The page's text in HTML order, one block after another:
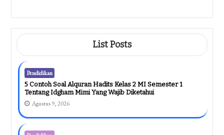
2017: 7 Materi Wajib Kuasai Agar Nilai
Tinggi
Agustus 8, 2026
List Posts
Pendidikan
5 Contoh Soal Alquran Hadits Kelas 2 MI Semester 1
Tentang Idgham Mimi Yang Wajib Diketahui
Agustus 9, 2026